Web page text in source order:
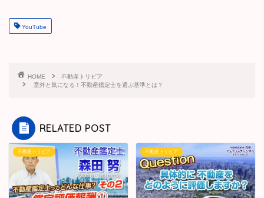
YouTube
HOME
不動産トリビア
意外と気になる！不動産鑑定士を選ぶ基準とは？
RELATED POST
不動産トリビア 不動産トリビア